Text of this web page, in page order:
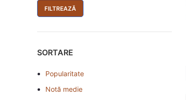
FILTREAZĂ
SORTARE
Popularitate
Notă medie